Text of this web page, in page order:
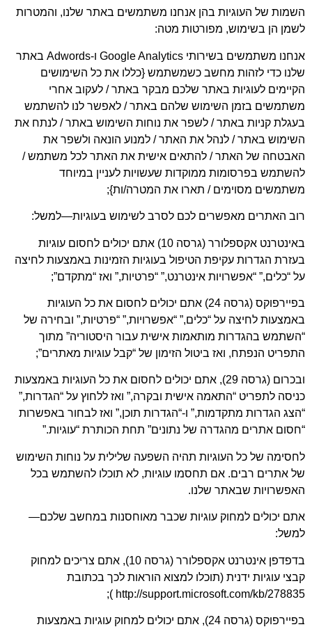
של העוגיות בהן אנחנו משתמשים באתר שלנו, והמטרות
הן בשימוש, מפורטות מטה:
אנחנו משתמשים בשירותי Google Analytics ו-Adwords באתר
כדי לזהות מחשב כשמשתמש {כללו את כל השימושים
לעוגיות באתר שלכם מבקר באתר / לעקוב אחרי
בזמן השימוש שלהם באתר / לאפשר לנו להשתמש
קניות באתר / לשפר את נוחות השימוש באתר / לנתח את
באתר / לנהל את האתר / למנוע הונאה ולשפר את
של האתר / להתאים אישית את האתר לכל משתמש /
בפרסומות ממוקדות שעשויות לעניין במיוחד
מסוימים / תארו את המטרה/ות};
האתרים מאפשרים לכם לסרב לשימוש בעוגיות—למשל:
באינטרנט אקספלורר (גרסה 10) אתם יכולים לחסום עוגיות
הגדרות עקיפת הטיפול בעוגיות הזמינות באמצעות לחיצה
“כלים,” “אפשרויות אינטרנט,” “פרטיות,” ואז “מתקדם”;
בפיירפוקס (גרסה 24) אתם יכולים לחסום את כל העוגיות
לחיצה על “כלים,” “אפשרויות,” “פרטיות,” ובחירה של
בהגדרות מותאמות אישית עבור היסטוריה” מתוך
הנפתח, ואז ביטול הזימון של “קבל עוגיות מאתרים”;
ובכרום (גרסה 29), אתם יכולים לחסום את כל העוגיות באמצעות
לתפריט “התאמה אישית ובקרה,” ואז ללחוץ על “הגדרות,”
הגדרות מתקדמות,” ו-“הגדרות תוכן,” ואז לבחור באפשרות
אתרים מהגדרה של נתונים” תחת הכותרת “עוגיות.”
של כל העוגיות תהיה השפעה שלילית על נוחות השימוש
אתרים רבים. אם תחסמו עוגיות, לא תוכלו להשתמש בכל
שבאתר שלנו.
יכולים למחוק עוגיות שכבר מאוחסנות במחשב שלכם—
בדפדפן אינטרנט אקספלורר (גרסה 10), אתם צריכים למחוק
עוגיות ידנית (תוכלו למצוא הוראות לכך בכתובת
http://support.microsoft.com/kb/278835
בפיירפוקס (גרסה 24), אתם יכולים למחוק עוגיות באמצעות